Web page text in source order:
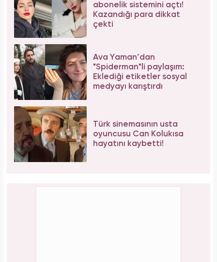
abonelik sistemini açtı!
Kazandığı para dikkat
çekti
Ava Yaman’dan
"Spiderman"li paylaşım:
Eklediği etiketler sosyal
medyayı karıştırdı
Türk sinemasının usta
oyuncusu Can Kolukısa
hayatını kaybetti!